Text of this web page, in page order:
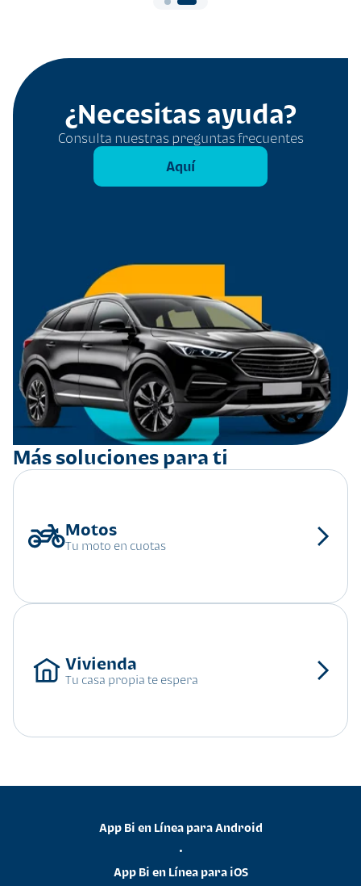
¿Necesitas ayuda?
Consulta nuestras preguntas frecuentes
Aquí
Más soluciones para ti
Tu moto en cuotas
Tu casa propia te espera
App Bi en Línea para Android
•
App Bi en Línea para iOS